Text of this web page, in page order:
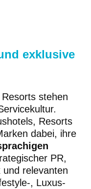
exklusive
stehen
Resorts
dabei, ihre
PR,
und relevanten
, Luxus-